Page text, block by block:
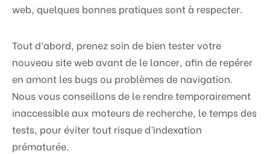
web, quelques bonnes pratiques sont à respecter.
Tout d’abord, prenez soin de bien tester votre
nouveau site web avant de le lancer, afin de repérer
en amont les bugs ou problèmes de navigation.
Nous vous conseillons de le rendre temporairement
inaccessible aux moteurs de recherche, le temps des
tests, pour éviter tout risque d’indexation
prématurée.